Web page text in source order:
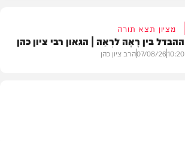
מציון תצא תורה
ההבדל בין רָאָה לרְאֵה | הגאון רבי ציון כהן
10:20
07/08/26הרב ציון כהן